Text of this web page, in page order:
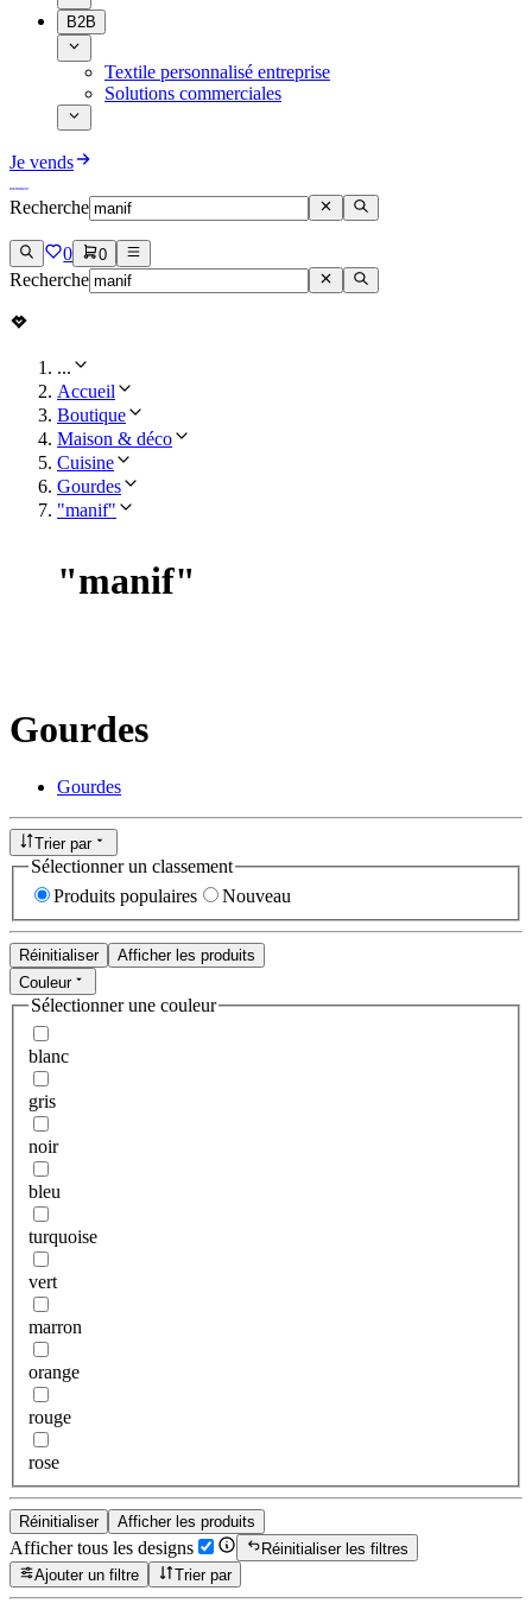
B2B
Textile personnalisé entreprise
Solutions commerciales
Je vends
Recherche
0 0
Recherche
...
Accueil
Boutique
Maison & déco
Cuisine
Gourdes
"manif"
"manif"
Gourdes
Gourdes
Trier par
Sélectionner un classement
Produits populaires
Nouveau
Réinitialiser
Afficher les produits
Couleur
Sélectionner une couleur
blanc
gris
noir
bleu
turquoise
vert
marron
orange
rouge
rose
Réinitialiser Afficher les produits
Afficher tous les designs
Réinitialiser les filtres
Ajouter un filtre
Trier par